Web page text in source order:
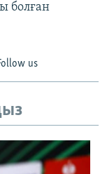
болған
us